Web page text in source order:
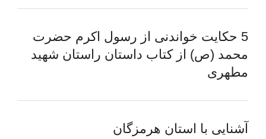
5 حکایت خواندنی از رسول اکرم حضرت
محمد (ص) از کتاب داستان راستان شهید
مطهری
آشنایی با استان هرمزگان